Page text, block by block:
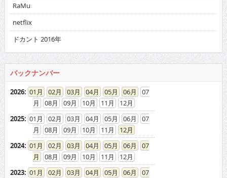
RaMu
netflix
ドカント 2016年
バックナンバー
2026: 01 02 03 04 05 06
07
08
09 10 11
12
2025: 01 02 03 04 05 06
07
08
09 10 11
12
2024: 01 02 03 04 05 06
07
08
09 10 11
12
2023: 01 02 03 04 05 06
07